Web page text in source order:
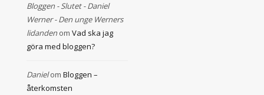
Bloggen - Slutet - Daniel
Werner - Den unge Werners
lidanden om Vad ska jag
göra med bloggen?
Danielom Bloggen –
återkomsten